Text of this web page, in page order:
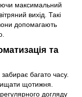
максимальний
вихід. Такі
допомагають
та
багато часу.
щотижня.
догляду